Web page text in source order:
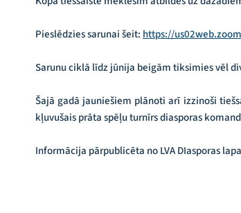
Pieslēdzies sarunai šeit: https://
Sarunu ciklā līdz jūnija beigām tiksimies vēl
Šajā gadā jauniešiem plānoti arī izzinoši
kļuvušais prāta spēļu turnīrs diasporas
Informācija pārpublicēta no LVA DIasporas